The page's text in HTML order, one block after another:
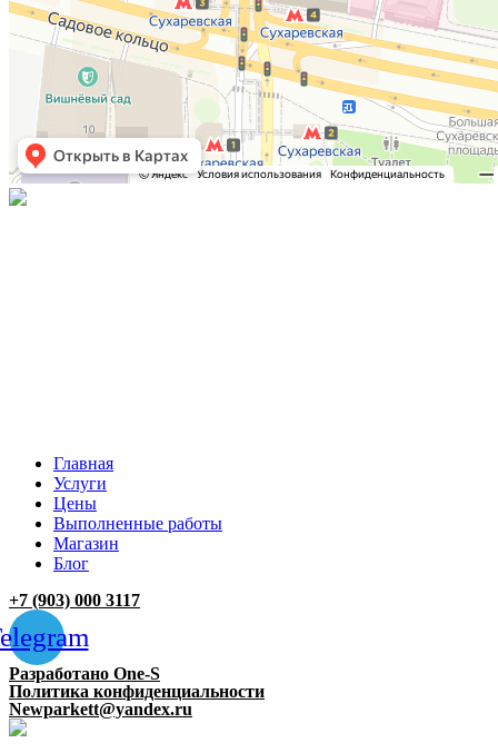
Главная
Услуги
Цены
Выполненные работы
Магазин
Блог
+7 (903) 000 3117
Разработано One-S
Политика конфиденциальности
Newparkett@yandex.ru